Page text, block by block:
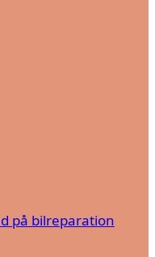
på bilreparation